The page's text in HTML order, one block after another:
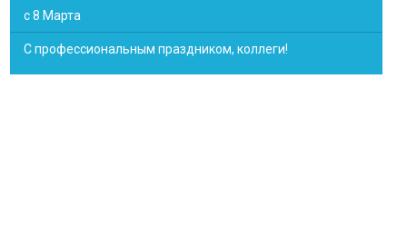
с 8 Марта
С профессиональным праздником, коллеги!